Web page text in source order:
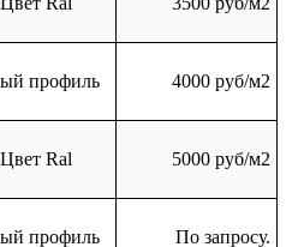
профиль 4000 руб/м2
Цвет Ral 5000 руб/м2
профиль По запросу.